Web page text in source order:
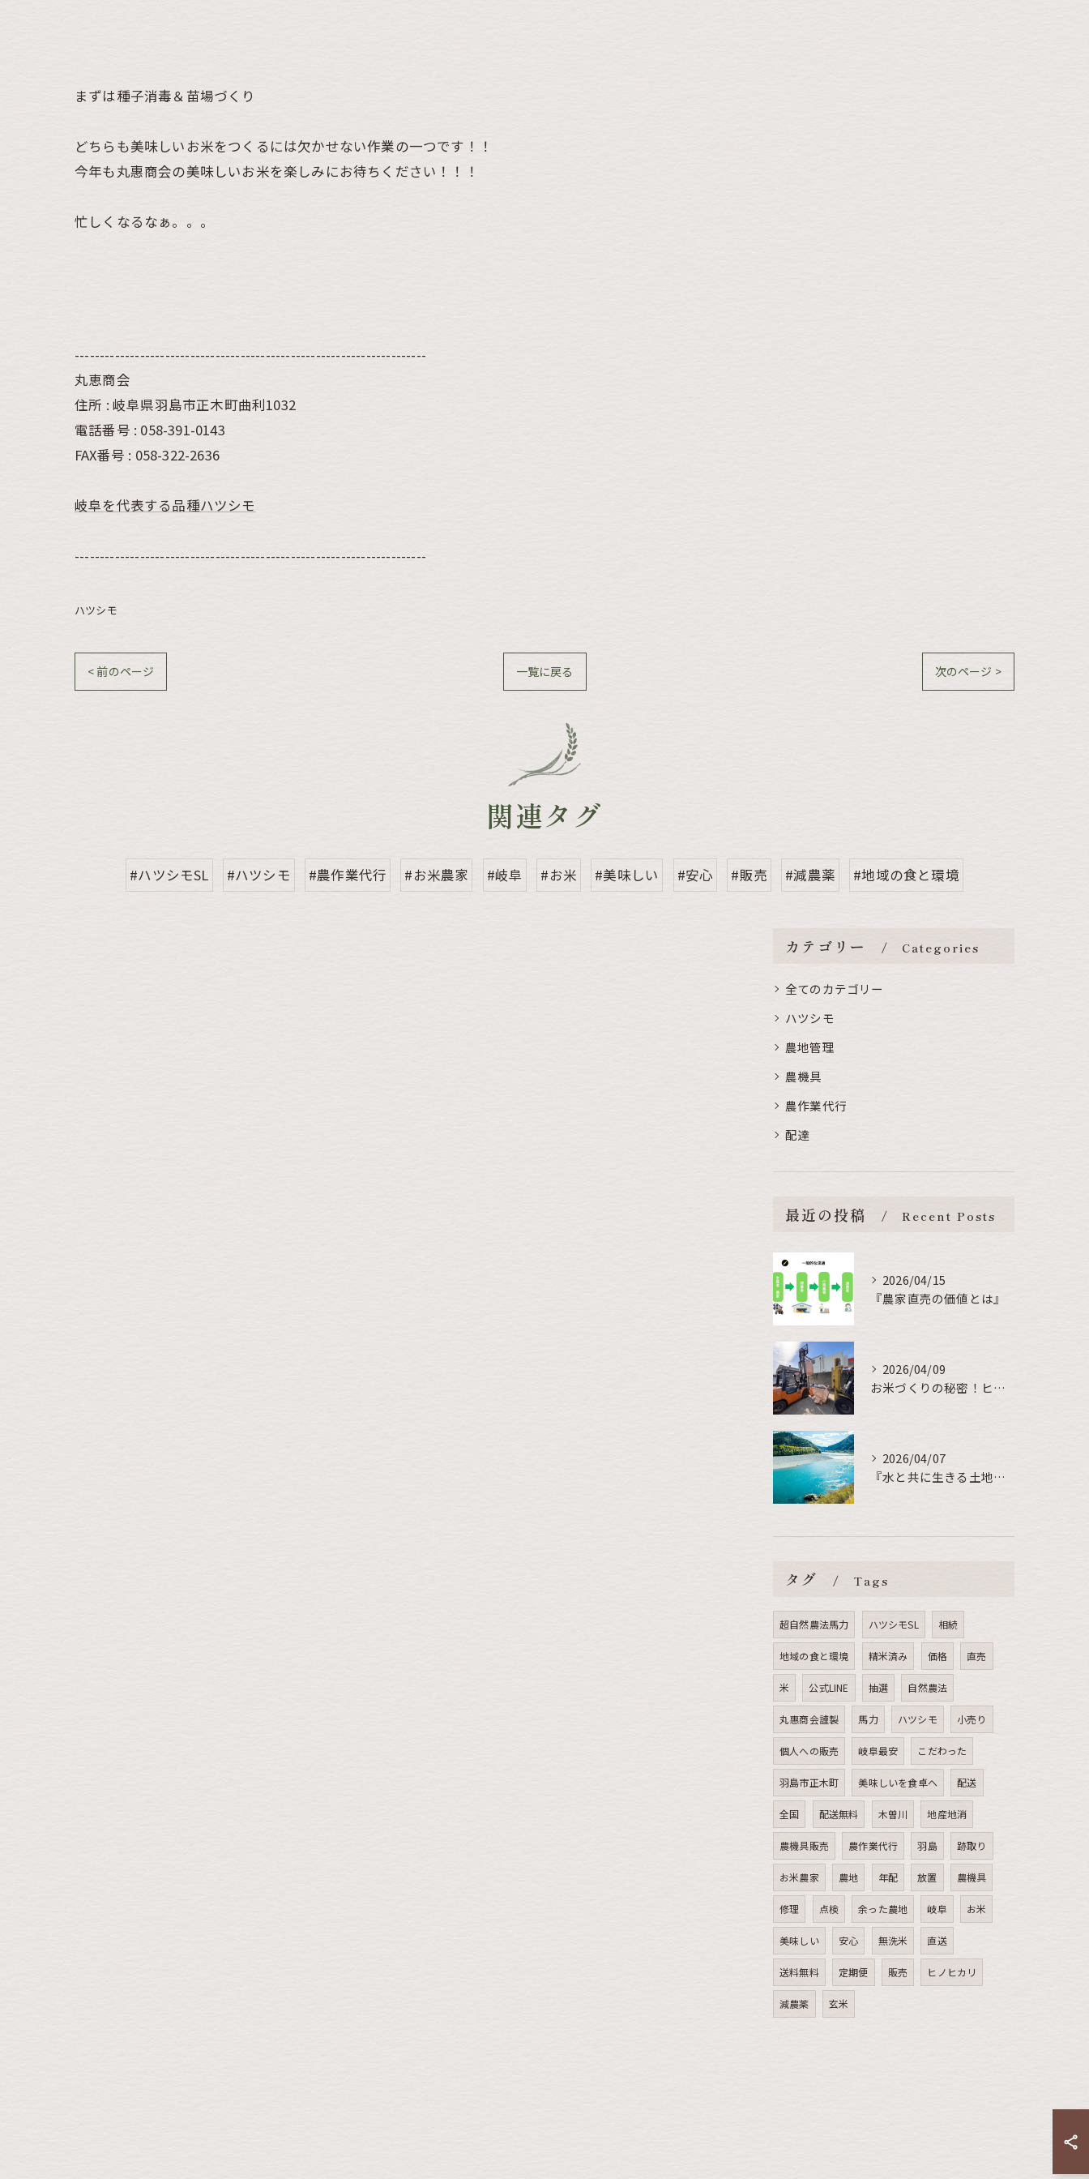
まずは種子消毒＆苗場づくり
どちらも美味しいお米をつくるには欠かせない作業の一つです！！
今年も丸惠商会の美味しいお米を楽しみにお待ちください！！！
忙しくなるなぁ。。。
----------------------------------------------------------------------
丸恵商会
住所 : 岐阜県羽島市正木町曲利1032
電話番号 : 058-391-0143
FAX番号 : 058-322-2636
岐阜を代表する品種ハツシモ
----------------------------------------------------------------------
ハツシモ
< 前のページ 一覧に戻る 次のページ >
関連タグ
#ハツシモSL #ハツシモ #農作業代行 #お米農家 #岐阜 #お米 #美味しい #安心 #販売 #減農薬 #地域の食と環境
カテゴリー Categories
全てのカテゴリー
ハツシモ
農地管理
農機具
農作業代行
配達
最近の投稿 Recent Posts
2026/04/15
『農家直売の価値とは』
2026/04/09
お米づくりの秘密！ヒゲ取りで発芽促進
2026/04/07
『水と共に生きる土地で育つお米』
タグ Tags
超自然農法馬力 ハツシモSL 相続
地域の食と環境 精米済み 価格 直売
米 公式LINE 抽選 自然農法
丸惠商会謹製 馬力 ハツシモ 小売り
個人への販売 岐阜最安 こだわった
羽島市正木町 美味しいを食卓へ 配送
全国 配送無料 木曽川 地産地消
農機具販売 農作業代行 羽島 跡取り
お米農家 農地 年配 放置 農機具
修理 点検 余った農地 岐阜 お米
美味しい 安心 無洗米 直送
送料無料 定期便 販売 ヒノヒカリ
減農薬 玄米